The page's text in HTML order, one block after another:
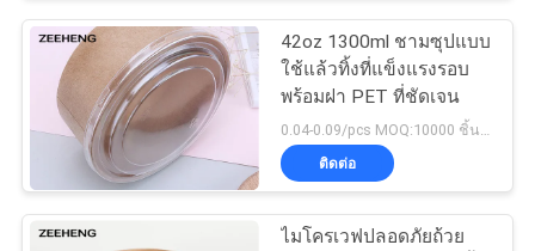
ควบคุม
คุณภาพ
ติดต่อ
ถ้วยซอสกระดาษ
50
42oz 1300ml ชามซุปแบบ
ใช้แล้วทิ้งที่แข็งแรงรอบ
พร้อมฝา PET ที่ชัดเจน
ติดต่อ
ไมโครเวฟปลอดภัยถ้วย